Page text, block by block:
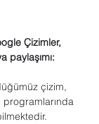
Çizimler,
paylaşımı:
çizim,